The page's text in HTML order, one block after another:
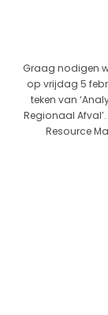
Graag nodigen
op vrijdag 5
teken van
Regionaal
Resource